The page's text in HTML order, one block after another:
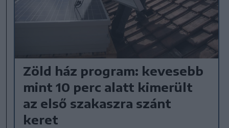
Zöld ház program: kevesebb
mint 10 perc alatt kimerült
az első szakaszra szánt
keret